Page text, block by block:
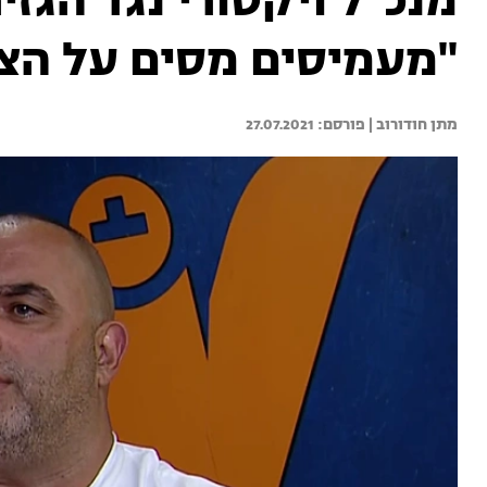
"מעמיסים מסים על
מתן חודורוב | 27.07.2021